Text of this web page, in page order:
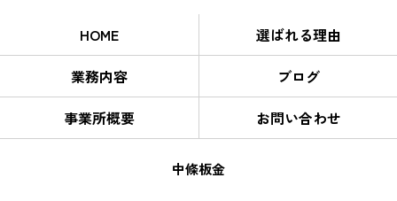
HOME
選ばれる理由
業務内容
ブログ
事業所概要
お問い合わせ
中條板金